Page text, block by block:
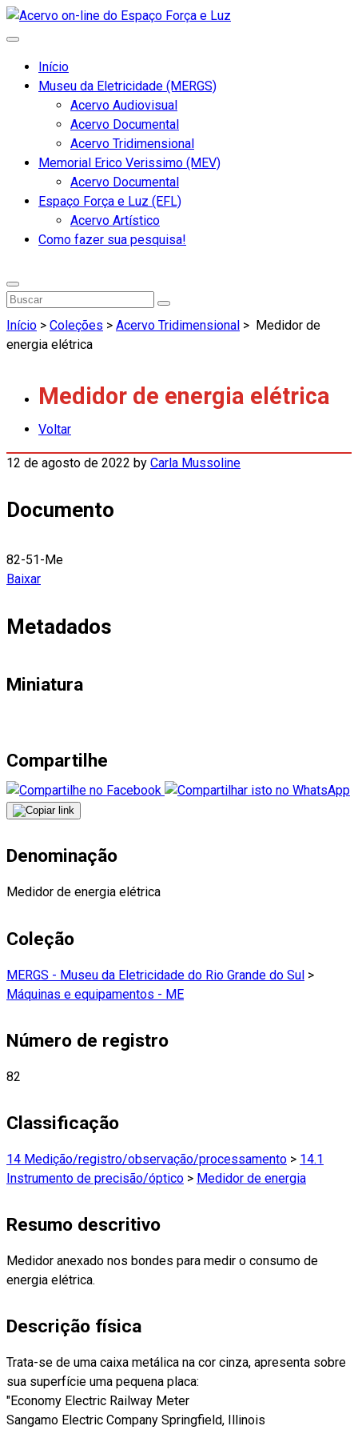
Início
Museu da Eletricidade (MERGS)
Acervo Audiovisual
Acervo Documental
Acervo Tridimensional
Memorial Erico Verissimo (MEV)
Acervo Documental
Espaço Força e Luz (EFL)
Acervo Artístico
Como fazer sua pesquisa!
Início > Coleções > Acervo Tridimensional > Medidor de
energia elétrica
Medidor de energia elétrica
Voltar
12 de agosto de 2022 by Carla Mussoline
Documento
82-51-Me
Baixar
Metadados
Miniatura
Compartilhe
Denominação
Medidor de energia elétrica
Coleção
MERGS - Museu da Eletricidade do Rio Grande do Sul >
Máquinas e equipamentos - ME
Número de registro
82
Classificação
14 Medição/registro/observação/processamento > 14.1
Instrumento de precisão/óptico > Medidor de energia
Resumo descritivo
Medidor anexado nos bondes para medir o consumo de
energia elétrica.
Descrição física
Trata-se de uma caixa metálica na cor cinza, apresenta sobre
sua superfície uma pequena placa:
"Economy Electric Railway Meter
Sangamo Electric Company Springfield, Illinois